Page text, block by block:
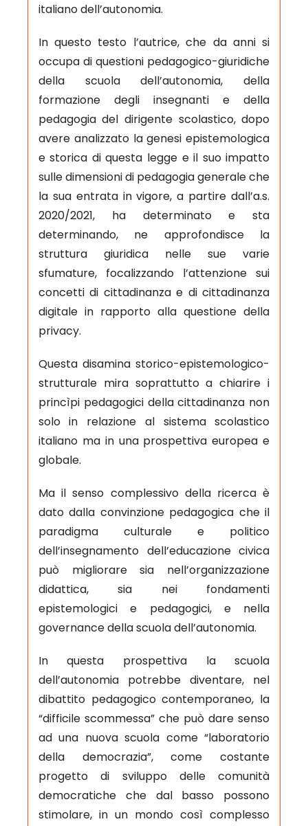
italiano dell’autonomia.
In questo testo l’autrice, che da anni si
occupa di questioni pedagogico-giuridiche
della scuola dell’autonomia, della
formazione degli insegnanti e della
pedagogia del dirigente scolastico, dopo
avere analizzato la genesi epistemologica
e storica di questa legge e il suo impatto
sulle dimensioni di pedagogia generale che
la sua entrata in vigore, a partire dall’a.s.
2020/2021, ha determinato e sta
determinando, ne approfondisce la
struttura giuridica nelle sue varie
sfumature, focalizzando l’attenzione sui
concetti di cittadinanza e di cittadinanza
digitale in rapporto alla questione della
privacy.
Questa disamina storico-epistemologico-
strutturale mira soprattutto a chiarire i
princìpi pedagogici della cittadinanza non
solo in relazione al sistema scolastico
italiano ma in una prospettiva europea e
globale.
Ma il senso complessivo della ricerca è
dato dalla convinzione pedagogica che il
paradigma culturale e politico
dell’insegnamento dell’educazione civica
può migliorare sia nell’organizzazione
didattica, sia nei fondamenti
epistemologici e pedagogici, e nella
governance della scuola dell’autonomia.
In questa prospettiva la scuola
dell’autonomia potrebbe diventare, nel
dibattito pedagogico contemporaneo, la
“difficile scommessa” che può dare senso
ad una nuova scuola come “laboratorio
della democrazia”, come costante
progetto di sviluppo delle comunità
democratiche che dal basso possono
stimolare, in un mondo così complesso